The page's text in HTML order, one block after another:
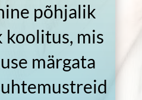
põhjalik
koolitus, mis
märgata